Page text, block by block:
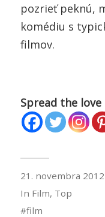
pozrieť peknú,
komédiu s
filmov.
Spread the love
21. novembra 2012
In Film, Top
film